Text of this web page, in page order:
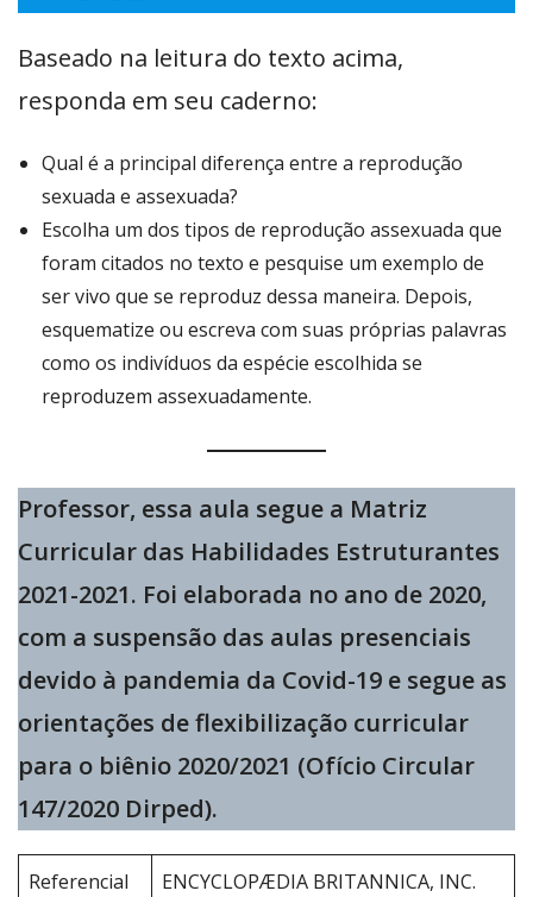
Baseado na leitura do texto acima,
responda em seu caderno:
Qual é a principal diferença entre a reprodução
sexuada e assexuada?
Escolha um dos tipos de reprodução assexuada que
foram citados no texto e pesquise um exemplo de
ser vivo que se reproduz dessa maneira. Depois,
esquematize ou escreva com suas próprias palavras
como os indivíduos da espécie escolhida se
reproduzem assexuadamente.
Professor, essa aula segue a Matriz
Curricular das Habilidades Estruturantes
2021-2021. Foi elaborada no ano de 2020,
com a suspensão das aulas presenciais
devido à pandemia da Covid-19 e segue as
orientações de flexibilização curricular
para o biênio 2020/2021 (Ofício Circular
147/2020 Dirped).
Referencial
ENCYCLOPÆDIA BRITANNICA, INC.